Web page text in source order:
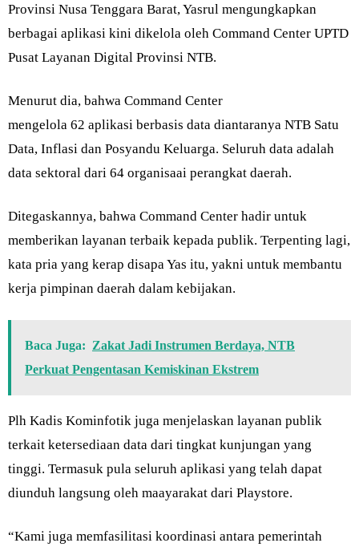
Provinsi Nusa Tenggara Barat, Yasrul mengungkapkan
berbagai aplikasi kini dikelola oleh Command Center UPTD
Pusat Layanan Digital Provinsi NTB.
Menurut dia, bahwa Command Center
mengelola 62 aplikasi berbasis data diantaranya NTB Satu
Data, Inflasi dan Posyandu Keluarga. Seluruh data adalah
data sektoral dari 64 organisaai perangkat daerah.
Ditegaskannya, bahwa Command Center hadir untuk
memberikan layanan terbaik kepada publik. Terpenting lagi,
kata pria yang kerap disapa Yas itu, yakni untuk membantu
kerja pimpinan daerah dalam kebijakan.
Baca Juga: Zakat Jadi Instrumen Berdaya, NTB
Perkuat Pengentasan Kemiskinan Ekstrem
Plh Kadis Kominfotik juga menjelaskan layanan publik
terkait ketersediaan data dari tingkat kunjungan yang
tinggi. Termasuk pula seluruh aplikasi yang telah dapat
diunduh langsung oleh maayarakat dari Playstore.
“Kami juga memfasilitasi koordinasi antara pemerintah